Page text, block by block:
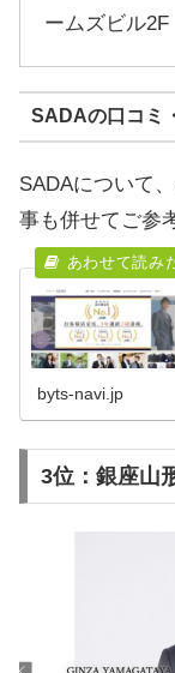
ームズビル2F
SADAの口コミ
SADAについて
事も併せてご参
byts-navi.jp
3位：銀座山